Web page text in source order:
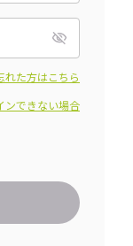
れた方はこちら
ンできない場合